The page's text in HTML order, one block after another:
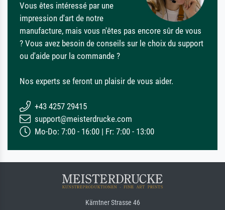
Vous êtes intéressé par une
impression d'art de notre
manufacture, mais vous n'êtes pas encore sûr de vous
? Vous avez besoin de conseils sur le choix du support
ou d'aide pour la commande ?
Nos experts se feront un plaisir de vous aider.
+43 4257 29415
support@meisterdrucke.com
Mo-Do: 7:00 - 16:00 | Fr: 7:00 - 13:00
Kärntner Strasse 46